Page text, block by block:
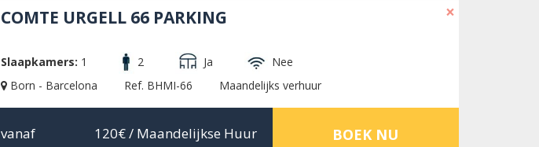
×
COMTE URGELL 66 PARKING
Slaapkamers: 1 2 Ja
Nee
Born - Barcelona
Ref. BHMI-66 Maandelijks verhuur
vanaf 120€/ Maandelijkse Huur BOEK NU